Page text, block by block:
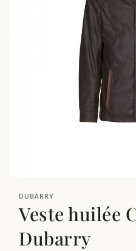
DUBARRY
Veste huilée
Dubarry